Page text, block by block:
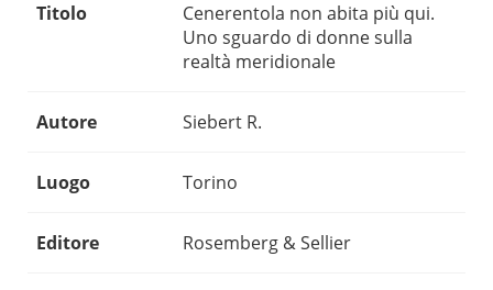
Titolo
Cenerentola non abita più qui.
Uno sguardo di donne sulla
realtà meridionale
Autore Siebert R.
Luogo Torino
Editore Rosemberg & Sellier